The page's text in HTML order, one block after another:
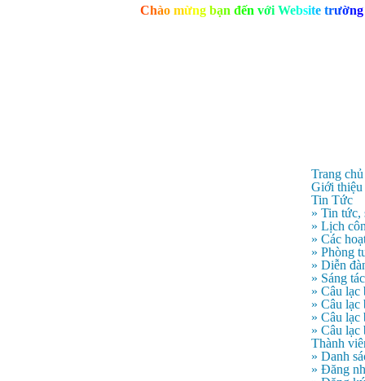
Chào mừng bạn đến với Website trường
Trang chủ
Giới thiệu
Tin Tức
» Tin tức,
» Lịch
» Các
» Phòng
» Diễn
» Sáng
» Câu lạc
» Câu
» Câu lạc
» Câu lạc
Thành
» Danh
» Đăng